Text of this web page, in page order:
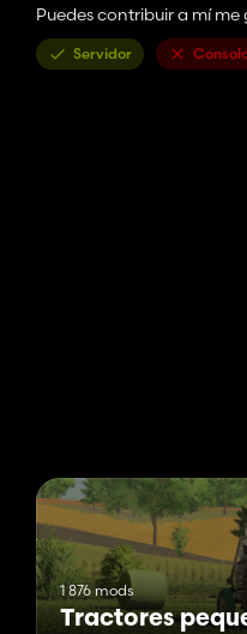
Puedes contribuir a mí
Servidor
1 876 mods
Tractores